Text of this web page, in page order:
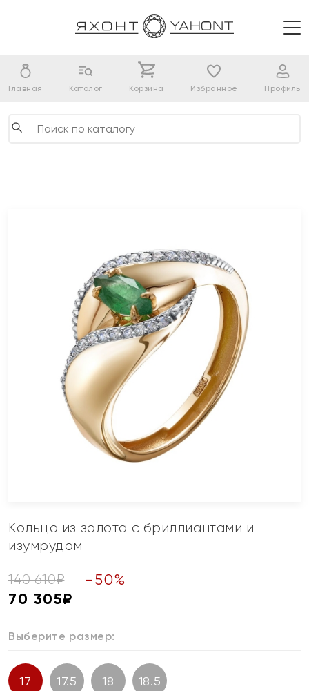
Главная Каталог Корзина Избранное Профиль
Кольцо из золота с бриллиантами и
изумрудом
140 610₽ - 50%
70 305₽
Выберите размер:
17 17.5 18 18.5